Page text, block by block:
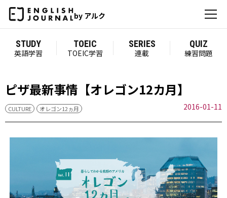
by アルク
STUDY
英語学習
TOEIC
TOEIC学習
SERIES
連載
QUIZ
練習問題
ピザ最新事情【オレゴン12カ月】
CULTURE オレゴン12ヵ月 2016-01-11